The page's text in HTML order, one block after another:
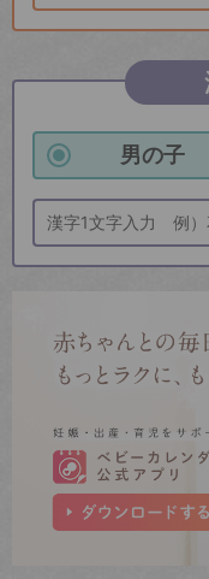
男の子